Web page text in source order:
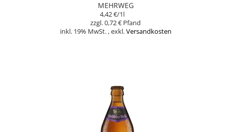
MEHRWEG
4,42 €/1l
0,72 €
inkl. 19% MwSt. ,exkl.Versandkosten